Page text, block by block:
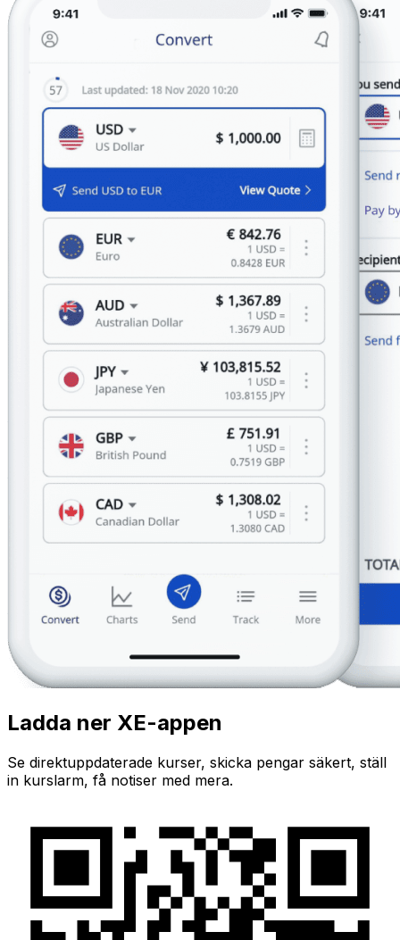
Ladda ner XE-appen
Se direktuppdaterade kurser, skicka pengar säkert, ställ
in kurslarm, få notiser med mera.